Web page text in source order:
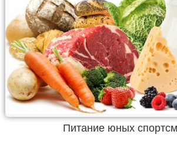
Питание юных